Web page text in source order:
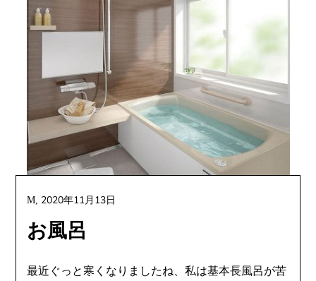
お風呂
M, 2020年11月13日
最近ぐっと寒くなりましたね、私は基本長風呂が苦